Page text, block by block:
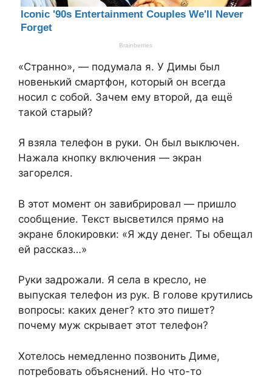
«Странно», — подумала я. У Димы был
новенький смартфон, который он всегда
носил с собой. Зачем ему второй, да ещё
такой старый?
Я взяла телефон в руки. Он был выключен.
Нажала кнопку включения — экран
загорелся.
В этот момент он завибрировал — пришло
сообщение. Текст высветился прямо на
экране блокировки: «Я жду денег. Ты обещал
ей рассказ…»
Руки задрожали. Я села в кресло, не
выпуская телефон из рук. В голове крутились
вопросы: каких денег? кто это пишет?
почему муж скрывает этот телефон?
Хотелось немедленно позвонить Диме,
потребовать объяснений. Но что-то